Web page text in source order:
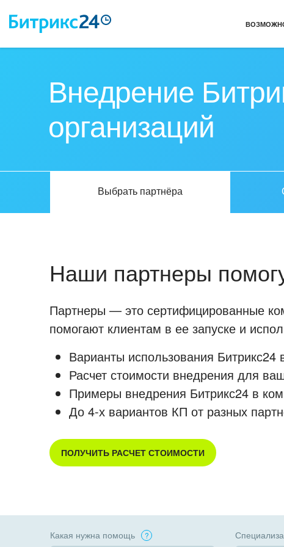
Внедрение
организаций
Выбрать партнёра
Наши партнеры
Партнеры — это сертифицированные
помогают клиентам в ее запуске и
Варианты использования
Расчет стоимости внедрения для
Примеры внедрения Битрикс24 в
До 4-х вариантов КП от разных
ПОЛУЧИТЬ РАСЧЕТ СТОИМОСТИ
Какая нужна помощь